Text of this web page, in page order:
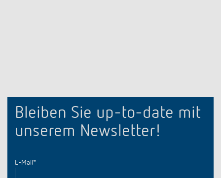
Bleiben Sie up-to-date mit
unserem Newsletter!
E-Mail *